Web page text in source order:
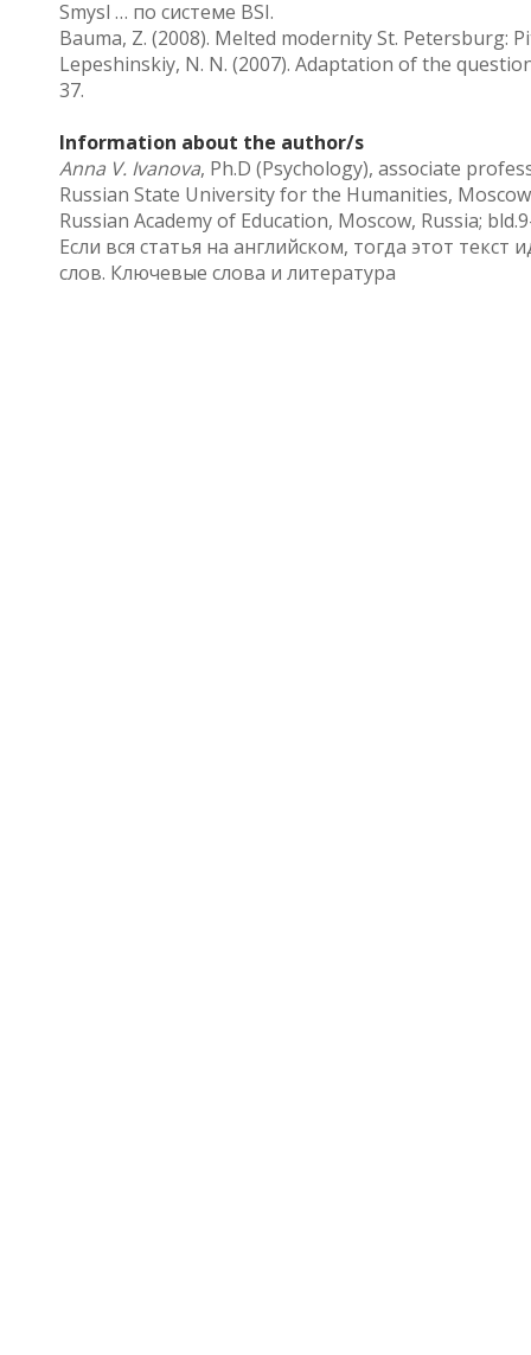
Smysl … по системе BSI.
Bauma, Z. (2008). Melted modernity St. Petersburg:
Lepeshinskiy, N. N. (2007). Adaptation of the
37.
Information about the author/s
Anna V. Ivanova, Ph.D (Psychology), associate
Russian State University for the Humanities,
Russian Academy of Education, Moscow, Russia;
Если вся статья на английском, тогда этот
слов. Ключевые слова и литература